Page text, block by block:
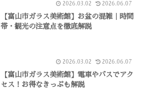
2026.03.02 2026.06.07
【富山市ガラス美術館】お盆の混雑｜時間
帯・観光の注意点を徹底解説
2026.03.02 2026.06.07
【富山市ガラス美術館】電車やバスでアク
セス！お得なきっぷも解説